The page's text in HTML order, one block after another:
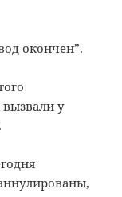
окончен”.
вызвали у